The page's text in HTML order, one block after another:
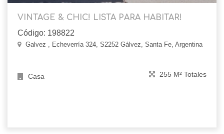
VINTAGE & CHIC! LISTA PARA HABITAR!
Código: 198822
Galvez , Echeverría 324, S2252 Gálvez, Santa Fe, Argentina
Casa 255 M² Totales